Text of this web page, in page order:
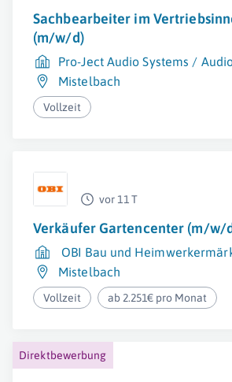
Sachbearbeiter im
(m/w/d)
Pro-Ject Audio Systems /
Mistelbach
Vollzeit
vor 11 T
Verkäufer Gartencenter (m/w/
OBI Bau und
Mistelbach
Vollzeit ab 2.251€ pro Monat
Direktbewerbung